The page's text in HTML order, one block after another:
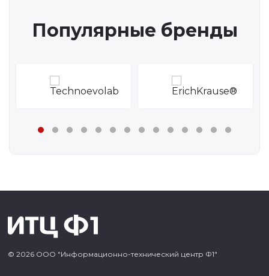
Популярные бренды
© 2026 ООО "Информационно-технический центр Ф1"